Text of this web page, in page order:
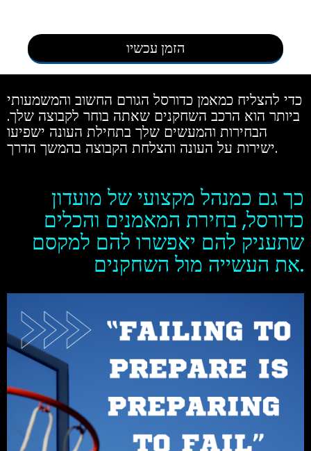
הזמן עכשיו
כדי להצליח כמאמן כדורסל הגורם החשוב והמשמעותי
ביותר הוא הרכב השחקנים שאתה בוחר לקבוצה שלך.
הבחירות והמעשים שלך בתחילת העונה ישפיעו
ישירות על העונה והצלחת הקבוצה בהמשך הדרך.
כך גם כמנהל מקצועי של מועדון
כדורסל, בחירת המאמנים והכלים
שתעניק להם יאפשרו להם למקסם
את העשייה מול השחקנים.